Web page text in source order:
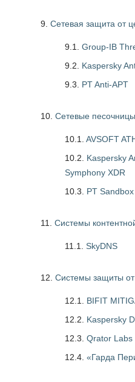
Сетевая защита от
9.1. Group-IB
9.2. Kaspersky
9.3. PT Anti-APT
Сетевые песочницы
10.1. AVSOFT
10.2. Kaspersky
Symphony XDR
10.3. PT Sandbox
Системы
11.1. SkyDNS
Системы защиты от
12.1. BIFIT
12.2. Kaspersky
12.3. Qrator Labs
12.4. «Гарда